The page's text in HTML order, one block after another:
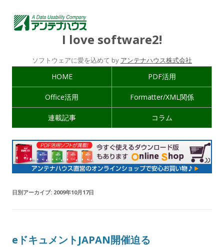
I love software2!
ソフトウェアに愛を込めて by アンテナハウス株式会社
HOME PDF活用
Office活用 Formatter/XML関係
連載記事 コラム
日別アーカイブ: 2009年10月17日
eドキュメントJAPAN開催迫る